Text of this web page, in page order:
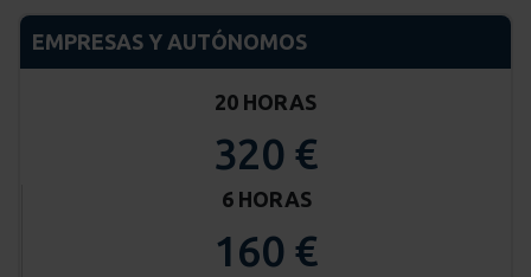
EMPRESAS Y AUTÓNOMOS
20 HORAS
320 €
6 HORAS
160 €